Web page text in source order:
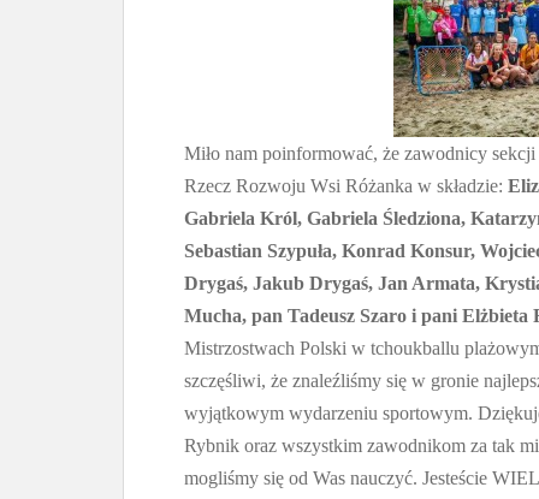
Miło nam poinformować, że zawodnicy
Rzecz Rozwoju Wsi Różanka w składzie:
Gabriela Król, Gabriela Śledziona,
Sebastian Szypuła, Konrad Konsur,
Drygaś, Jakub Drygaś, Jan Armata,
Mucha, pan Tadeusz Szaro i pani Elżbieta
Mistrzostwach Polski w tchoukballu
szczęśliwi, że znaleźliśmy się w gronie
wyjątkowym wydarzeniu sportowym.
Rybnik oraz wszystkim zawodnikom za tak
mogliśmy się od Was nauczyć. Jesteście